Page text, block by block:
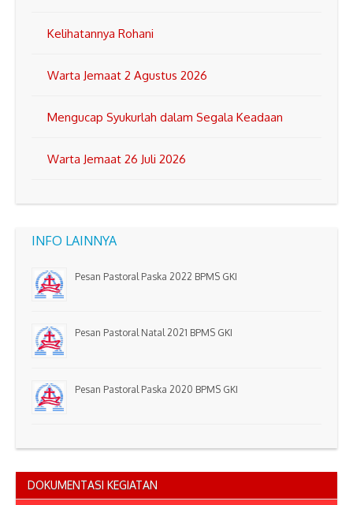
Kelihatannya Rohani
Warta Jemaat 2 Agustus 2026
Mengucap Syukurlah dalam Segala Keadaan
Warta Jemaat 26 Juli 2026
INFO LAINNYA
Pesan Pastoral Paska 2022 BPMS GKI
Pesan Pastoral Natal 2021 BPMS GKI
Pesan Pastoral Paska 2020 BPMS GKI
DOKUMENTASI KEGIATAN